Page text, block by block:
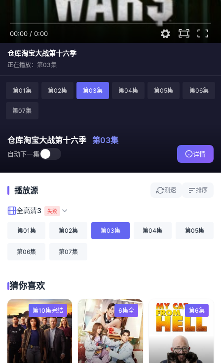
00:00 / 0:00
仓库淘宝大战第十六季
正在播放：第03集
第01集 第02集 第03集 第04集 第05集 第06集
第07集
仓库淘宝大战第十六季 第03集
自动下一集 详情
播放源 测速 排序
全高清3 失败
第01集 第02集 第03集 第04集 第05集
第06集 第07集
猜你喜欢
第10集完结 6集全 第6集